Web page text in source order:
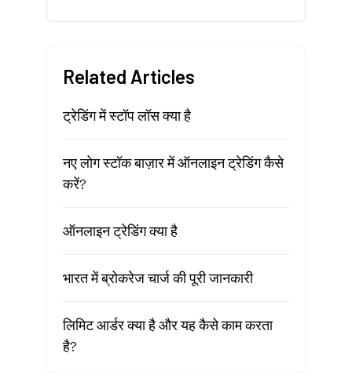
Related Articles
ट्रेडिंग में स्टॉप लॉस क्या है
नए लोग स्टॉक बाज़ार में ऑनलाइन ट्रेडिंग कैसे
करें?
ऑनलाइन ट्रेडिंग क्या है
भारत में ब्रोकरेज चार्ज की पूरी जानकारी
लिमिट आर्डर क्या है और यह कैसे काम करता
है?